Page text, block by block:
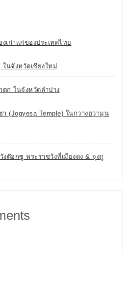
งเก่าแก่ของประเทศไทย
นจังหวัดเชียงใหม่
ก ในจังหวัดลำปาง
(Jogyesa Temple) ในกวางฮวามุน
ต๊อกซู พระราชวังที่เมียงดง & จุงกู